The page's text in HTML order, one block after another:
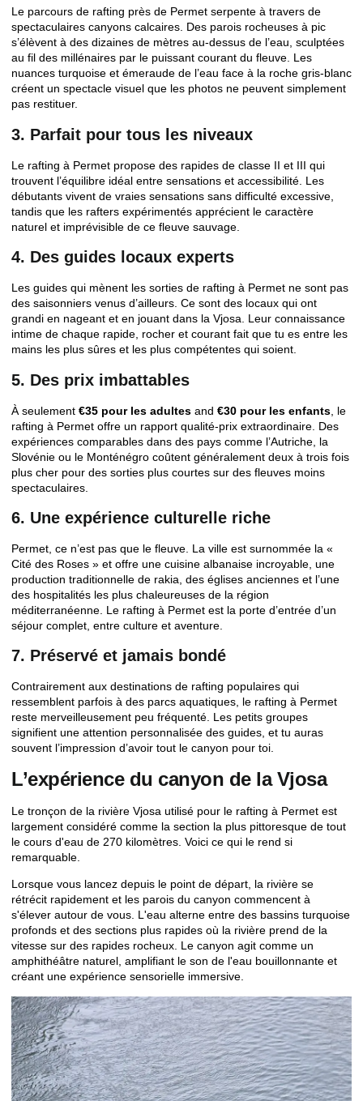
Le parcours de rafting près de Permet serpente à travers de
spectaculaires canyons calcaires. Des parois rocheuses à pic
s’élèvent à des dizaines de mètres au-dessus de l’eau, sculptées
au fil des millénaires par le puissant courant du fleuve. Les
nuances turquoise et émeraude de l’eau face à la roche gris-blanc
créent un spectacle visuel que les photos ne peuvent simplement
pas restituer.
3. Parfait pour tous les niveaux
Le rafting à Permet propose des rapides de classe II et III qui
trouvent l’équilibre idéal entre sensations et accessibilité. Les
débutants vivent de vraies sensations sans difficulté excessive,
tandis que les rafters expérimentés apprécient le caractère
naturel et imprévisible de ce fleuve sauvage.
4. Des guides locaux experts
Les guides qui mènent les sorties de rafting à Permet ne sont pas
des saisonniers venus d’ailleurs. Ce sont des locaux qui ont
grandi en nageant et en jouant dans la Vjosa. Leur connaissance
intime de chaque rapide, rocher et courant fait que tu es entre les
mains les plus sûres et les plus compétentes qui soient.
5. Des prix imbattables
À seulement €35 pour les adultes and €30 pour les enfants , le
rafting à Permet offre un rapport qualité-prix extraordinaire. Des
expériences comparables dans des pays comme l’Autriche, la
Slovénie ou le Monténégro coûtent généralement deux à trois fois
plus cher pour des sorties plus courtes sur des fleuves moins
spectaculaires.
6. Une expérience culturelle riche
Permet, ce n’est pas que le fleuve. La ville est surnommée la «
Cité des Roses » et offre une cuisine albanaise incroyable, une
production traditionnelle de rakia, des églises anciennes et l’une
des hospitalités les plus chaleureuses de la région
méditerranéenne. Le rafting à Permet est la porte d’entrée d’un
séjour complet, entre culture et aventure.
7. Préservé et jamais bondé
Contrairement aux destinations de rafting populaires qui
ressemblent parfois à des parcs aquatiques, le rafting à Permet
reste merveilleusement peu fréquenté. Les petits groupes
signifient une attention personnalisée des guides, et tu auras
souvent l’impression d’avoir tout le canyon pour toi.
L’expérience du canyon de la Vjosa
Le tronçon de la rivière Vjosa utilisé pour le rafting à Permet est
largement considéré comme la section la plus pittoresque de tout
le cours d'eau de 270 kilomètres. Voici ce qui le rend si
remarquable.
Lorsque vous lancez depuis le point de départ, la rivière se
rétrécit rapidement et les parois du canyon commencent à
s'élever autour de vous. L'eau alterne entre des bassins turquoise
profonds et des sections plus rapides où la rivière prend de la
vitesse sur des rapides rocheux. Le canyon agit comme un
amphithéâtre naturel, amplifiant le son de l'eau bouillonnante et
créant une expérience sensorielle immersive.